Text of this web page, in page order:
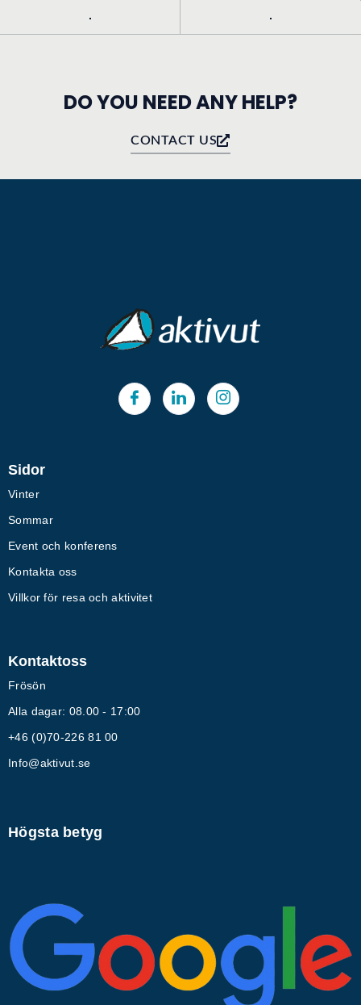
DO YOU NEED ANY HELP?
CONTACT US
Sidor
Vinter
Sommar
Event och konferens
Kontakta oss
Villkor för resa och aktivitet
Kontaktoss
Frösön
Alla dagar: 08.00 - 17:00
+46 (0)70-226 81 00
Info@aktivut.se
Högsta betyg